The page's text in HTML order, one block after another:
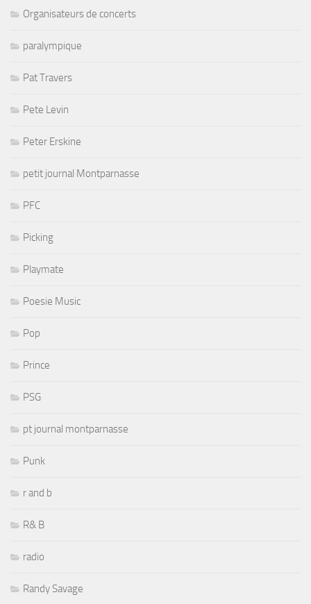
Organisateurs de concerts
paralympique
Pat Travers
Pete Levin
Peter Erskine
petit journal Montparnasse
PFC
Picking
Playmate
Poesie Music
Pop
Prince
PSG
pt journal montparnasse
Punk
r and b
R& B
radio
Randy Savage